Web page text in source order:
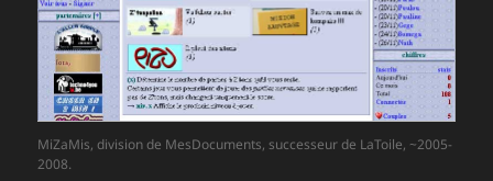
MiZaMis, division de MesDocuments, successeur de LaToile, ~2005-
2008.